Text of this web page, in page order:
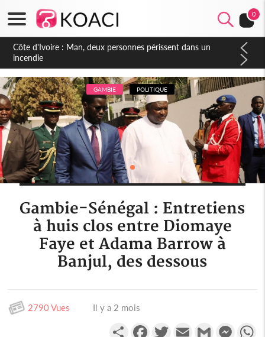
0
Côte d'Ivoire : Séileu, la célébration de la fête nationale
transformée en vaste campagne contre les produits
dépigmentants dangereux
GAMBIE POLITIQUE
Gambie-Sénégal : Entretiens
à huis clos entre Diomaye
Faye et Adama Barrow à
Banjul, des dessous
2790 Vues Il y a 2 mois
PartagerFacebookTwitterEmail Gmail